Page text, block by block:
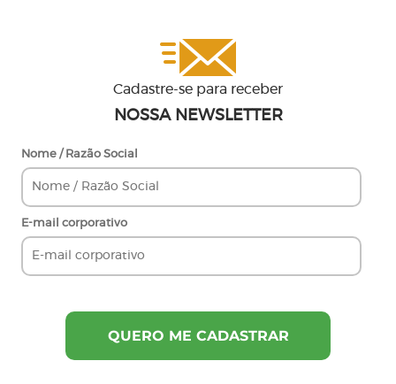
Cadastre-se para receber
NOSSA NEWSLETTER
Nome / Razão Social
E-mail corporativo